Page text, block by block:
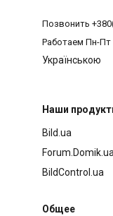
Позвонить
Работаем Пн-Пт
Українською
Наши
Bild.ua
Forum.Domik.ua
BildControl.ua
Общее